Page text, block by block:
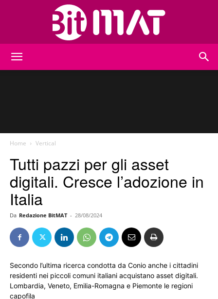
Home Vertical
Tutti pazzi per gli asset
digitali. Cresce l’adozione in
Italia
Da Redazione BitMAT - 28/08/2024
Secondo l’ultima ricerca condotta da Conio anche i cittadini
residenti nei piccoli comuni italiani acquistano asset digitali.
Lombardia, Veneto, Emilia-Romagna e Piemonte le regioni
capofila